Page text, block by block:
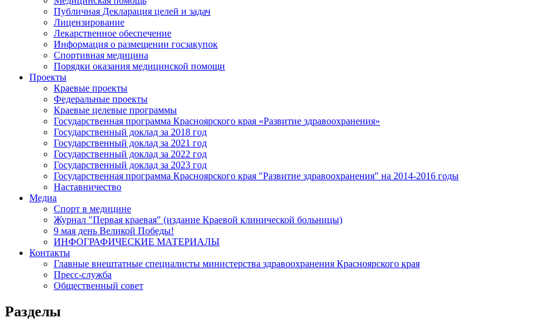
Публичная Декларация целей и задач
Лицензирование
Лекарственное обеспечение
Информация о размещении госзакупок
Спортивная медицина
Порядки оказания медицинской помощи
Проекты
Краевые проекты
Федеральные проекты
Краевые целевые программы
Государственная программа Красноярского края «Развитие здравоохранения»
Государственный доклад за 2018 год
Государственный доклад за 2021 год
Государственный доклад за 2022 год
Государственный доклад за 2023 год
Государственная программа Красноярского края "Развитие здравоохранения" на 2014-2016 годы
Наставничество
Медиа
Спорт в медицине
Журнал "Первая краевая" (издание Краевой клинической больницы)
9 мая день Великой Победы!
ИНФОГРАФИЧЕСКИЕ МАТЕРИАЛЫ
Контакты
Главные внештатные специалисты министерства здравоохранения Красноярского края
Пресс-служба
Общественный совет
Разделы